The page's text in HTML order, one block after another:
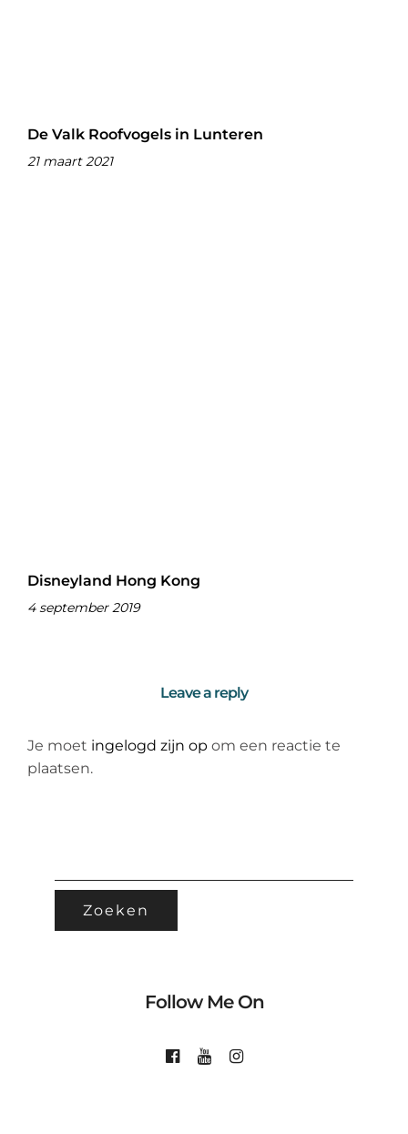
De Valk Roofvogels in Lunteren
21 maart 2021
Disneyland Hong Kong
4 september 2019
Leave a reply
Je moet ingelogd zijn op om een reactie te
plaatsen.
Follow Me On